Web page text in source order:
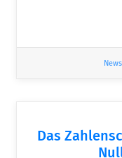
News
Das